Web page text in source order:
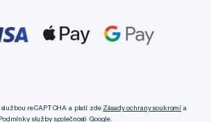
službou reCAPTCHA a platí zde Zásady ochrany soukromí a
Podmínky službyspolečnosti Google.